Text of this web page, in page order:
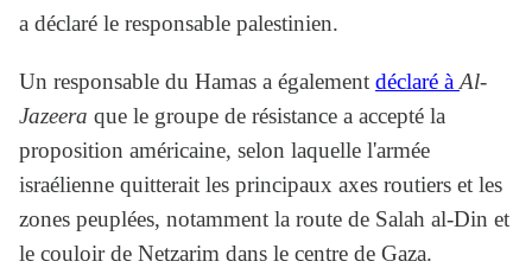
a déclaré le responsable palestinien.
Un responsable du Hamas a également déclaré à Al-
Jazeera que le groupe de résistance a accepté la
proposition américaine, selon laquelle l'armée
israélienne quitterait les principaux axes routiers et les
zones peuplées, notamment la route de Salah al-Din et
le couloir de Netzarim dans le centre de Gaza.